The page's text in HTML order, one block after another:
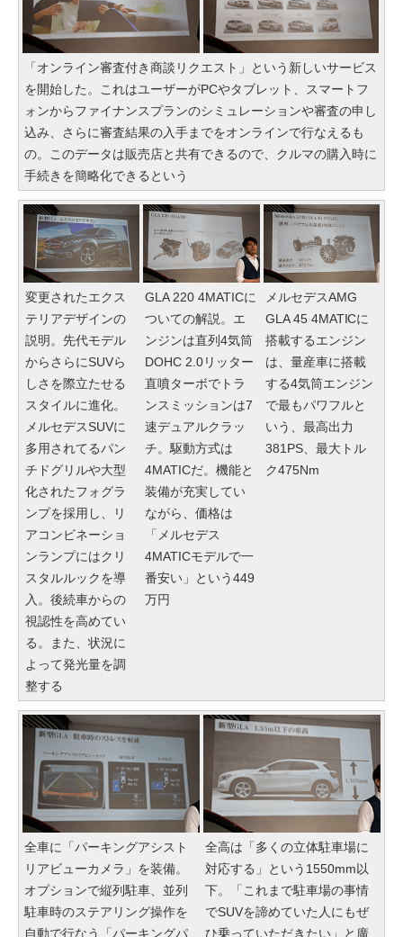
「オンライン審査付き商談リクエスト」という新しいサービス
を開始した。これはユーザーがPCやタブレット、スマートフ
ォンからファイナンスプランのシミュレーションや審査の申し
込み、さらに審査結果の入手までをオンラインで行なえるも
の。このデータは販売店と共有できるので、クルマの購入時に
手続きを簡略化できるという
変更されたエクス
テリアデザインの
説明。先代モデル
からさらにSUVら
しさを際立たせる
スタイルに進化。
メルセデスSUVに
多用されてるパン
チドグリルや大型
化されたフォグラ
ンプを採用し、リ
アコンビネーショ
ンランプにはクリ
スタルルックを導
入。後続車からの
視認性を高めてい
る。また、状況に
よって発光量を調
整する
GLA 220 4MATICに
ついての解説。エ
ンジンは直列4気筒
DOHC 2.0リッター
直噴ターボでトラ
ンスミッションは7
速デュアルクラッ
チ。駆動方式は
4MATICだ。機能と
装備が充実してい
ながら、価格は
「メルセデス
4MATICモデルで一
番安い」という449
万円
メルセデスAMG
GLA 45 4MATICに
搭載するエンジン
は、量産車に搭載
する4気筒エンジン
で最もパワフルと
いう、最高出力
381PS、最大トル
ク475Nm
全車に「パーキングアシスト
リアビューカメラ」を装備。
オプションで縦列駐車、並列
駐車時のステアリング操作を
自動で行なう「パーキングパ
全高は「多くの立体駐車場に
対応する」という1550mm以
下。「これまで駐車場の事情
でSUVを諦めていた人にもぜ
ひ乗っていただきたい」と廣